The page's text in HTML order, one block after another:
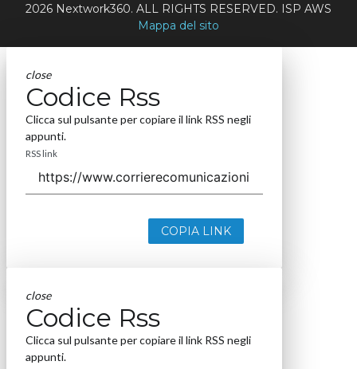
2026 Nextwork360. ALL RIGHTS RESERVED. ISP AWS
Mappa del sito
close
Codice Rss
Clicca sul pulsante per copiare il link RSS negli
appunti.
RSS link
COPIA LINK
close
Codice Rss
Clicca sul pulsante per copiare il link RSS negli
appunti.